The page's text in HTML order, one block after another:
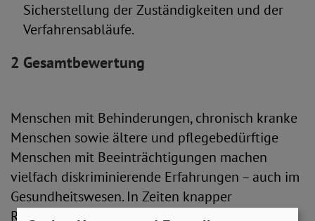
Sicherstellung der Zuständigkeiten und der
Verfahrensabläufe.
2 Gesamtbewertung
Menschen mit Behinderungen, chronisch kranke
Menschen sowie ältere und pflegebedürftige
Menschen mit Beeinträchtigungen machen
vielfach diskriminierende Erfahrungen – auch im
Gesundheitswesen. In Zeiten knapper
Ressourcen, beispielsweise in Pandemien,